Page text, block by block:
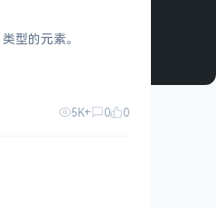
型的元素。
5K+ 0 0